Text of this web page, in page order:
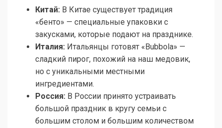
Китай: В Китае существует традиция
«бенто» — специальные упаковки с
закусками, которые подают на празднике.
Италия: Итальянцы готовят «Bubbola» —
сладкий пирог, похожий на наш медовик,
но с уникальными местными
ингредиентами.
Россия: В России принято устраивать
большой праздник в кругу семьи с
большим столом и большим количеством